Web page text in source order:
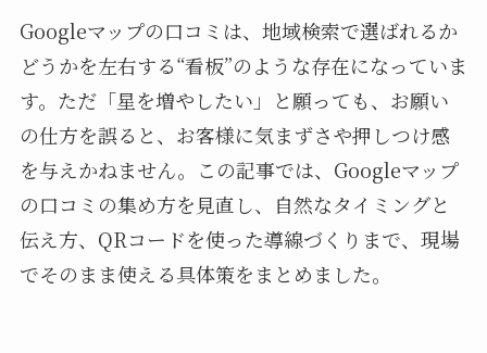
Googleマップの口コミは、地域検索で選ばれるか
どうかを左右する“看板”のような存在になっていま
す。ただ「星を増やしたい」と願っても、お願い
の仕方を誤ると、お客様に気まずさや押しつけ感
を与えかねません。この記事では、Googleマップ
の口コミの集め方を見直し、自然なタイミングと
伝え方、QRコードを使った導線づくりまで、現場
でそのまま使える具体策をまとめました。